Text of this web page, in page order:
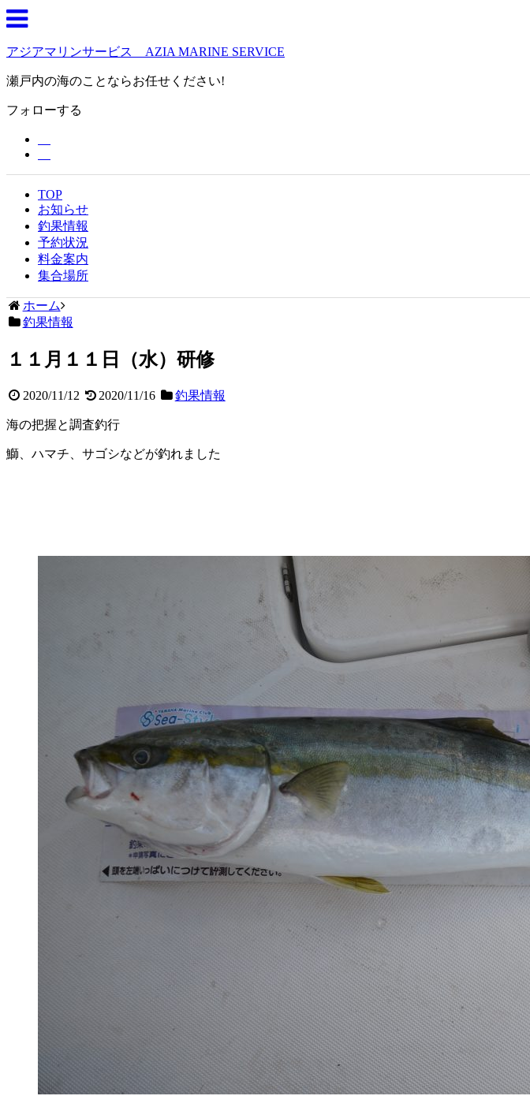
アジアマリンサービス AZIA MARINE SERVICE
瀬戸内の海のことならお任せください!
フォローする
TOP
お知らせ
釣果情報
予約状況
料金案内
集合場所
ホーム
釣果情報
１１月１１日（水）研修
2020/11/12 2020/11/16 釣果情報
海の把握と調査釣行
鰤、ハマチ、サゴシなどが釣れました